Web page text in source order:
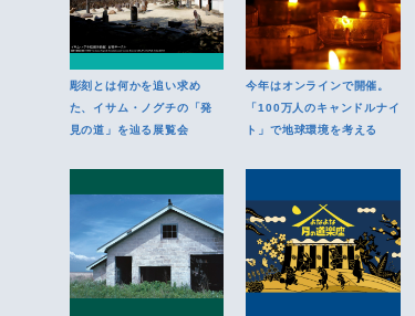
彫刻とは何かを追い求め
た、イサム・ノグチの「発
見の道」を辿る展覧会
今年はオンラインで開催。
「100万人のキャンドルナイ
ト」で地球環境を考える